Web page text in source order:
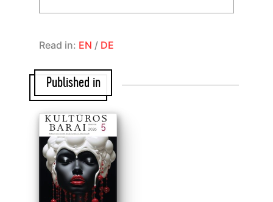
Read in: EN / DE
Published in